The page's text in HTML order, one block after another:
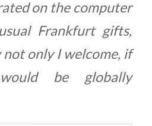
on the computer
Frankfurt gifts,
only I welcome, if
be globally